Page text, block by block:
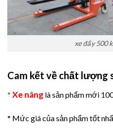
xe đẩy 500
Cam kết về chất lượng
* Xe nâng là sản phẩm mới
* Mức giá của sản phẩm tốt